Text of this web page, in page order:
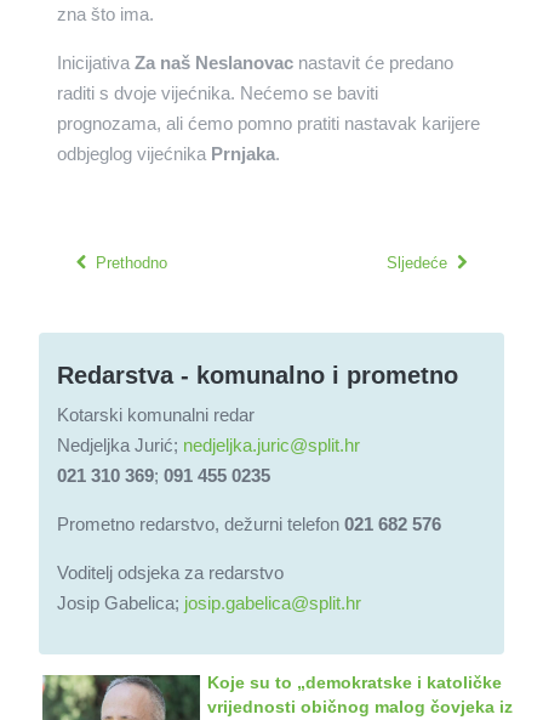
zna što ima.
Inicijativa Za naš Neslanovacnastavit će predano
raditi s dvoje vijećnika. Nećemo se baviti
prognozama, ali ćemo pomno pratiti nastavak karijere
odbjeglog vijećnika Prnjaka.
Prethodno Sljedeće
Redarstva - komunalno i prometno
Kotarski komunalni redar
Nedjeljka Jurić; nedjeljka.juric@split.hr
021 310 369; 091 455 0235
Prometno redarstvo, dežurni telefon 021 682 576
Voditelj odsjeka za redarstvo
Josip Gabelica; josip.gabelica@split.hr
Koje su to „demokratske i katoličke
vrijednosti običnog malog čovjeka iz